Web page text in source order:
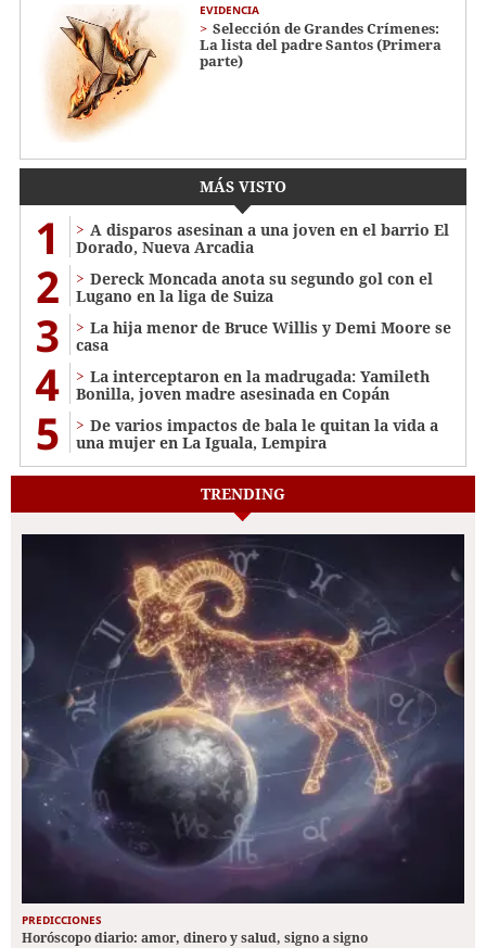
EVIDENCIA
Selección de Grandes Crímenes:
La lista del padre Santos (Primera
parte)
MÁS VISTO
1
A disparos asesinan a una joven en el barrio El
Dorado, Nueva Arcadia
2
Dereck Moncada anota su segundo gol con el
Lugano en la liga de Suiza
3
La hija menor de Bruce Willis y Demi Moore se
casa
4
La interceptaron en la madrugada: Yamileth
Bonilla, joven madre asesinada en Copán
5
De varios impactos de bala le quitan la vida a
una mujer en La Iguala, Lempira
TRENDING
PREDICCIONES
Horóscopo diario: amor, dinero y salud, signo a signo